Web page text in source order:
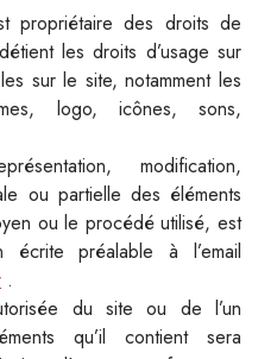
propriétaire des droits de
les droits d’usage sur
sur le site, notamment les
logo, icônes, sons,
modification,
ou partielle des éléments
ou le procédé utilisé, est
écrite préalable à l’email
.
du site ou de l’un
qu’il contient sera